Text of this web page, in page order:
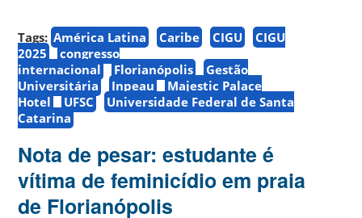
Tags: América Latina Caribe CIGU
CIGU
2025
congresso
internacional
Florianópolis
Gestão
Universitária
Inpeau
Majestic Palace
Hotel
UFSC
Universidade Federal de Santa
Catarina
Nota de pesar: estudante é
vítima de feminicídio em praia
de Florianópolis